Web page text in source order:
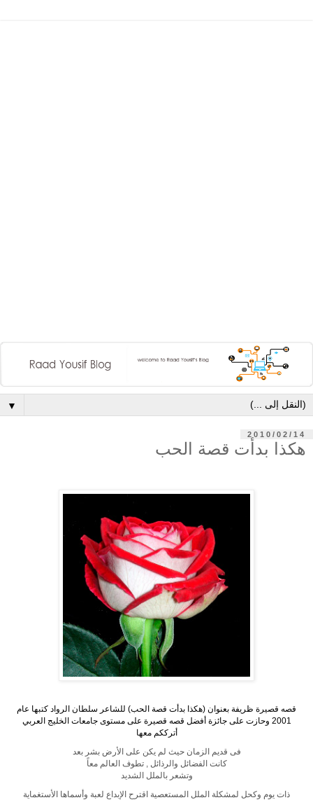
▼
2010/02/14
هكذا بدأت قصة الحب
قصه قصيرة ظريفة بعنوان (هكذا بدأت قصة الحب) للشاعر سلطان الرواد كتبها عام
2001 وحازت على جائزة أفضل قصه قصيرة على مستوى جامعات الخليج العربي
أترككم معها
فى قديم الزمان حيث لم يكن على الأرض بشر بعد
كانت الفضائل والرذائل , تطوف العالم معاً
وتشعر بالملل الشديد
ذات يوم وكحل لمشكلة الملل المستعصية اقترح الإبداع لعبة وأسماها الأستغماية